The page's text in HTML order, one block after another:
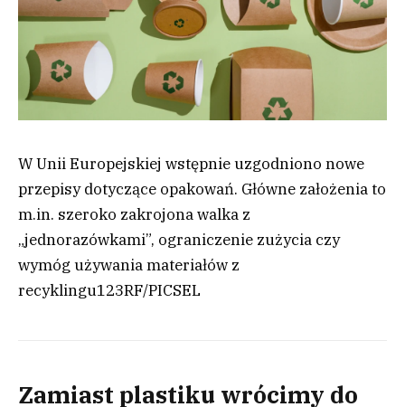
W Unii Europejskiej wstępnie uzgodniono nowe
przepisy dotyczące opakowań. Główne założenia to
m.in. szeroko zakrojona walka z
„jednorazówkami”, ograniczenie zużycia czy
wymóg używania materiałów z
recyklingu123RF/PICSEL
Zamiast plastiku wrócimy do